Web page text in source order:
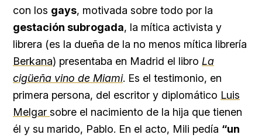
con los gays, motivada sobre todo por la
gestación subrogada, la mítica activista y
librera (es la dueña de la no menos mítica librería
Berkana) presentaba en Madrid el libro La
cigüeña vino de Miami. Es el testimonio, en
primera persona, del escritor y diplomático Luis
Melgar sobre el nacimiento de la hija que tienen
él y su marido, Pablo. En el acto, Mili pedía “un